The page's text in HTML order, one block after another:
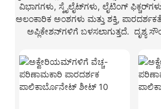
ವಿಭಾಗಗಳು, ಸ್ಕೈಲೈಟ್‌ಗಳು, ಲೈಟಿಂಗ್
ಅಲಂಕಾರಿಕ ಅಂಶಗಳು ಮತ್ತು ಶಕ್ತಿ,
ಅಪ್ಲಿಕೇಶನ್‌ಗಳಿಗೆ ಬಳಸಲಾಗುತ್ತದೆ. ದೃಶ್ಯ